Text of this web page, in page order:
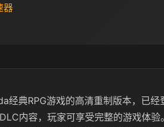
器
经典RPG游戏的高清重制版本，已经
内容，玩家可享受完整的游戏体